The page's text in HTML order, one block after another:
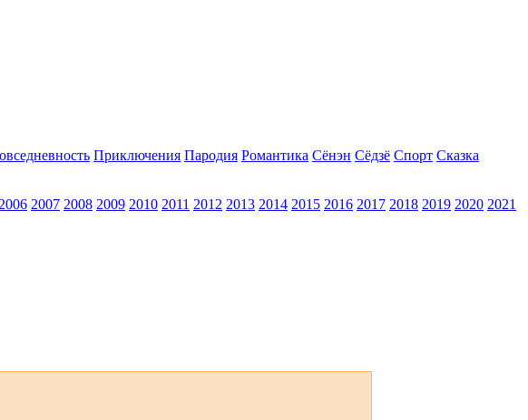
Приключения Пародия Романтика Сёнэн Сёдзё Спорт Сказка
2006 2007 2008 2009 2010 2011 2012 2013 2014 2015 2016 2017 2018 2019 2020 2021